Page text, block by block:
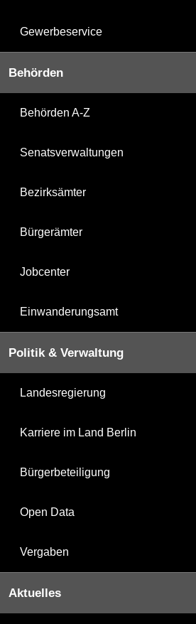
Gewerbeservice
Behörden
Behörden A-Z
Senatsverwaltungen
Bezirksämter
Bürgerämter
Jobcenter
Einwanderungsamt
Politik & Verwaltung
Landesregierung
Karriere im Land Berlin
Bürgerbeteiligung
Open Data
Vergaben
Aktuelles